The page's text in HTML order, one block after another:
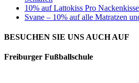
10% auf Lattokiss Pro
Svane – 10% auf alle Matratzen
BESUCHEN SIE UNS AUCH AUF
Freiburger Fußballschule